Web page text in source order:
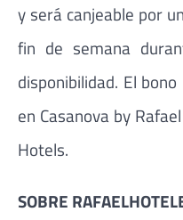
y será canjeable por
fin de semana
disponibilidad. El
en Casanova by
Hotels.
SOBRE